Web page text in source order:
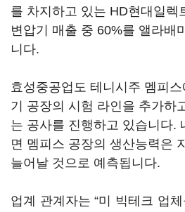
를 차지하고 있는 HD현대일렉
변압기 매출 중 60%를 앨라배
니다.
효성중공업도 테니시주 멤피
기 공장의 시험 라인을 추가하
는 공사를 진행하고 있습니다.
면 멤피스 공장의 생산능력은
늘어날 것으로 예측됩니다.
업계 관계자는 “미 빅테크 업